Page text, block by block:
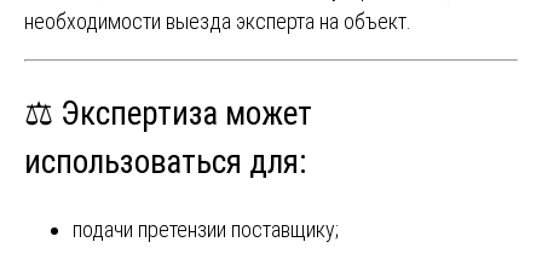
необходимости выезда эксперта на объект.
⚖️ Экспертиза может
использоваться для:
подачи претензии поставщику;